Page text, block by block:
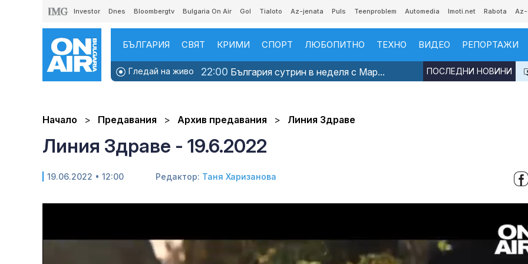
Investor Dnes Bloombergtv Bulgaria On Air Gol Tialoto Az-jenata Puls Teenproblem Automedia Imoti.net Rabota
БЪЛГАРИЯ СВЯТ КРИМИ СПОРТ ЛЮБОПИТНО ТЕХНО ВИДЕО РЕПОРТАЖИ
Гледай на живо 22:00 България сутрин в неделя с Мар... ПОСЛЕДНИ НОВИНИ
Начало Предавания Архив предавания Линия Здраве
Линия Здраве - 19.6.2022
19.06.2022 • 12:00 Редактор: Таня Харизанова